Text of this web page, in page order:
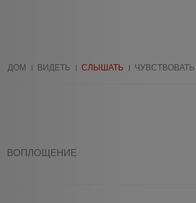
ДОМ ВИДЕТЬ СЛЫШАТЬ ЧУВСТВОВАТЬ
ВОПЛОЩЕНИЕ